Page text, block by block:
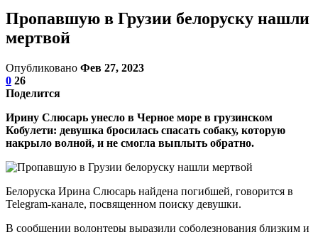
Пропавшую в Грузии белоруску нашли
мертвой
Опубликовано Фев 27, 2023
0 26
Поделится
Ирину Слюсарь унесло в Черное море в грузинском
Кобулети: девушка бросилась спасать собаку, которую
накрыло волной, и не смогла выплыть обратно.
Белоруска Ирина Слюсарь найдена погибшей, говорится в
Telegram-канале, посвященном поиску девушки.
В сообщении волонтеры выразили соболезнования близким и